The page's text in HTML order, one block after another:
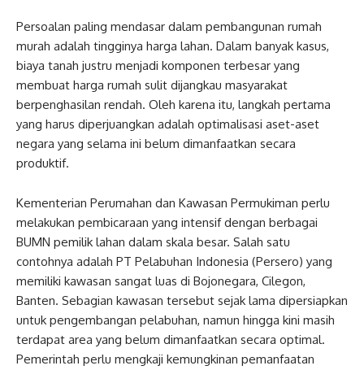
Persoalan paling mendasar dalam pembangunan rumah
murah adalah tingginya harga lahan. Dalam banyak kasus,
biaya tanah justru menjadi komponen terbesar yang
membuat harga rumah sulit dijangkau masyarakat
berpenghasilan rendah. Oleh karena itu, langkah pertama
yang harus diperjuangkan adalah optimalisasi aset-aset
negara yang selama ini belum dimanfaatkan secara
produktif.
Kementerian Perumahan dan Kawasan Permukiman perlu
melakukan pembicaraan yang intensif dengan berbagai
BUMN pemilik lahan dalam skala besar. Salah satu
contohnya adalah PT Pelabuhan Indonesia (Persero) yang
memiliki kawasan sangat luas di Bojonegara, Cilegon,
Banten. Sebagian kawasan tersebut sejak lama dipersiapkan
untuk pengembangan pelabuhan, namun hingga kini masih
terdapat area yang belum dimanfaatkan secara optimal.
Pemerintah perlu mengkaji kemungkinan pemanfaatan